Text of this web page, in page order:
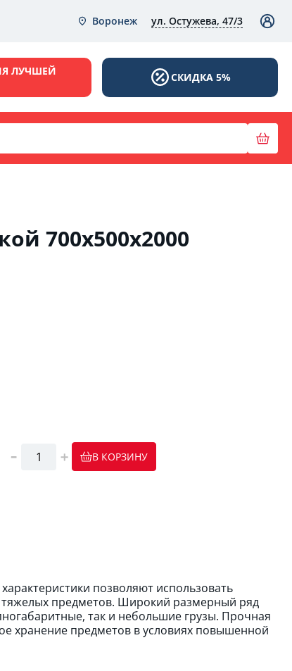
Воронеж ул. Остужева, 47/3
ЛУЧШЕЙ
СКИДКА 5%
700х500х2000
В КОРЗИНУ
позволяют использовать
тяжелых предметов. Широкий размерный ряд
так и небольшие грузы. Прочная
хранение предметов в условиях повышенной